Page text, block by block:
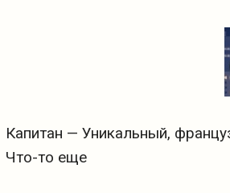
Капитан — Уникальный,
Что-то еще